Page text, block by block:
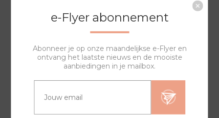
GERELATEERDE PRODUCTEN
e-Flyer abonnement
Abonneer je op onze maandelijkse e-Flyer en
ontvang het laatste nieuws en de mooiste
aanbiedingen in je mailbox.